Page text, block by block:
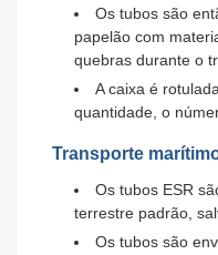
Os tubos são
papelão com
quebras durante o
A caixa é
quantidade, o
Transporte
Os tubos ESR
terrestre padrão,
Os tubos são